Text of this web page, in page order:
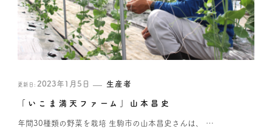
更新日: 2023年1月5日 生産者
「いこま満天ファーム」山本昌史
年間30種類の野菜を栽培 生駒市の山本昌史さんは、 …